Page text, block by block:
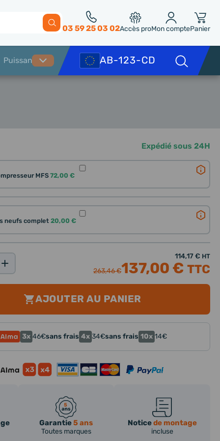
03 59 25 03 02Accès proMon comptePanier
Expédié sous 24H
MFS72,00 €
neufs complet20,00 €
263,46 €
114,17 € HT
137,00 € TTC
AJOUTER AU PANIER
3x 46€sans frais 4x 34€sans frais 10x 14€
Garantie5 ans
Toutes marques
Noticede montage
incluse